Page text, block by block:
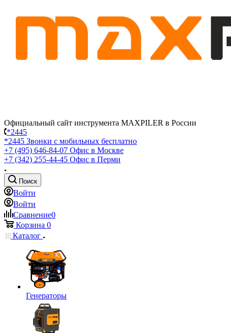
Официальный сайт инструмента MAXPILER в России
*2445
*2445 Звонки с мобильных бесплатно
+7 (495) 646-84-07 Офис в Москве
+7 (342) 255-44-45 Офис в Перми
Поиск
Войти
Войти
Сравнение0
Корзина 0
Каталог
Генераторы